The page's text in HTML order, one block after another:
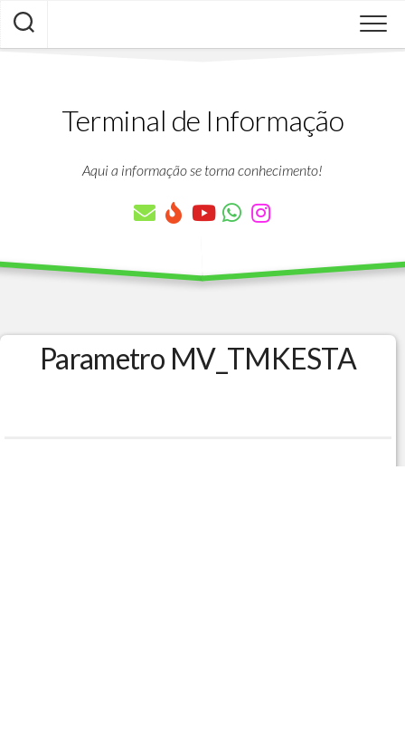
Skip
content
Terminal de Informação
Aqui a informação se torna conhecimento!
Parametro MV_TMKESTA